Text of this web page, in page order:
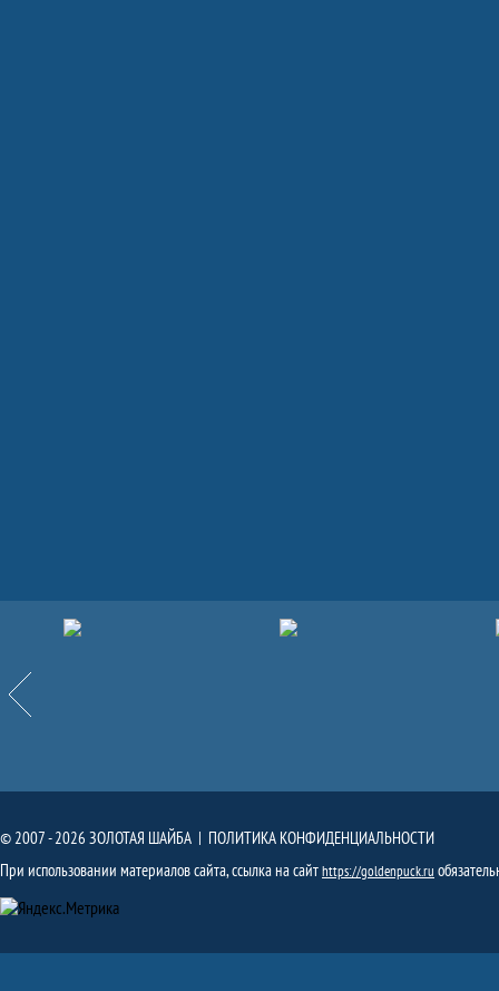
Назад
Партнёры
© 2007 - 2026 ЗОЛОТАЯ ШАЙБА | ПОЛИТИКА КОНФИДЕНЦИАЛЬНОСТИ
При использовании материалов сайта, ссылка на сайтhttps://goldenpuck.ru